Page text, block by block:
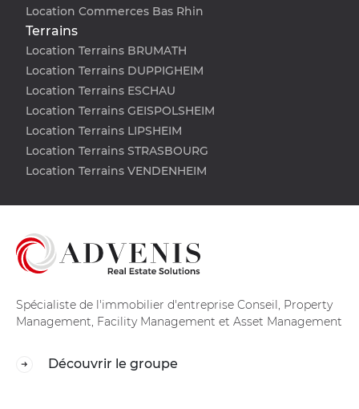
Location Commerces Bas Rhin
Terrains
Location Terrains BRUMATH
Location Terrains DUPPIGHEIM
Location Terrains ESCHAU
Location Terrains GEISPOLSHEIM
Location Terrains LIPSHEIM
Location Terrains STRASBOURG
Location Terrains VENDENHEIM
Spécialiste de l'immobilier d'entreprise Conseil, Property
Management, Facility Management et Asset Management
Découvrir le groupe